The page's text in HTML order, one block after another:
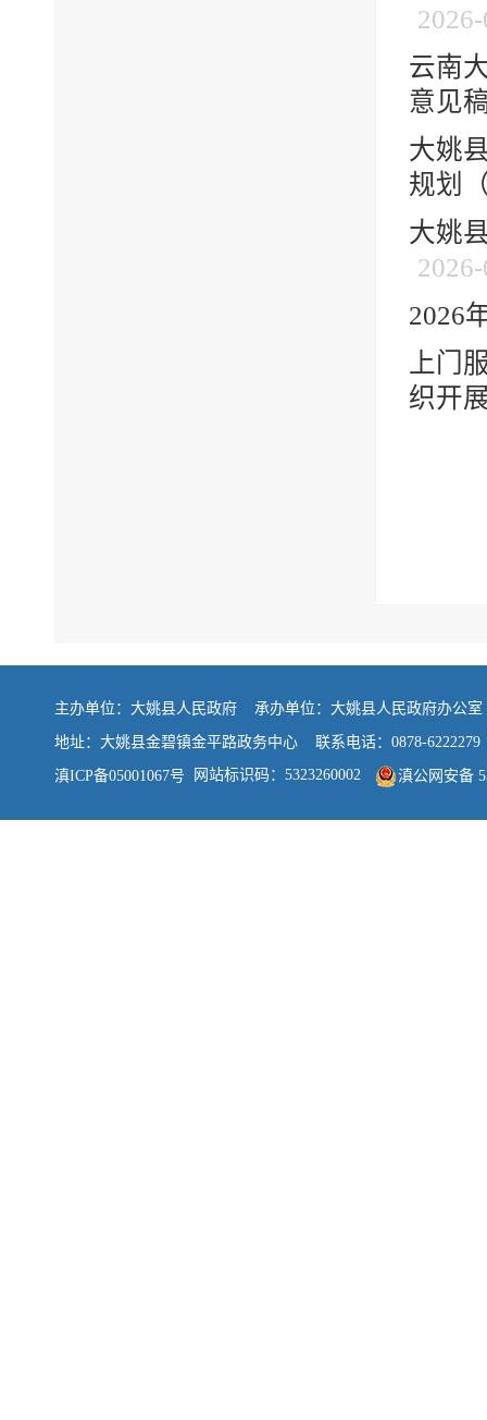
云南
意见
大姚
规划
大姚
2026
上门
织开
主办单位：大姚县人民政府 承办单位：大姚县人民政府办公
地址：大姚县金碧镇金平路政务中心 联系电话：0878-6222279
滇ICP备05001067号 网站标识码：5323260002 滇公网安备